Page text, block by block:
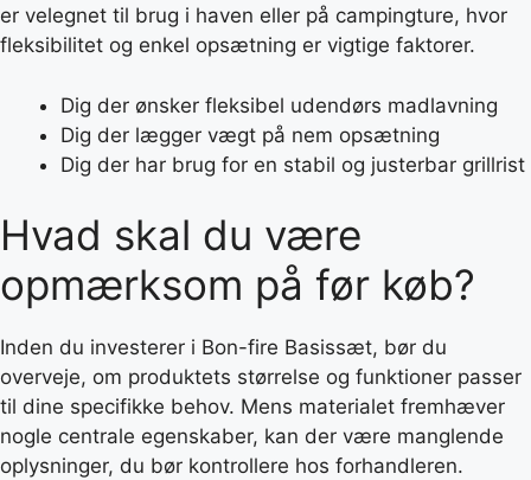
er velegnet til brug i haven eller på campingture, hvor
fleksibilitet og enkel opsætning er vigtige faktorer.
Dig der ønsker fleksibel udendørs madlavning
Dig der lægger vægt på nem opsætning
Dig der har brug for en stabil og justerbar grillrist
Hvad skal du være
opmærksom på før køb?
Inden du investerer i Bon-fire Basissæt, bør du
overveje, om produktets størrelse og funktioner passer
til dine specifikke behov. Mens materialet fremhæver
nogle centrale egenskaber, kan der være manglende
oplysninger, du bør kontrollere hos forhandleren.